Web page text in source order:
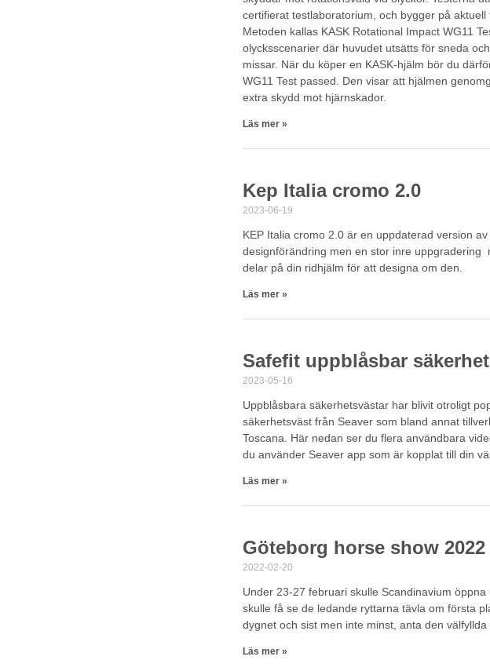
certifierat testlaboratorium, och bygger på
Metoden kallas KASK Rotational Impact WG11
olycksscenarier där huvudet utsätts för sneda
missar. När du köper en KASK-hjälm bör du
WG11 Test passed. Den visar att hjälmen
extra skydd mot hjärnskador.
Läs mer »
Kep Italia cromo 2.0
2023-06-19
KEP Italia cromo 2.0 är en uppdaterad version
designförändring men en stor inre uppgradering
delar på din ridhjälm för att designa om den.
Läs mer »
Safefit uppblåsbar
2023-05-16
Uppblåsbara säkerhetsvästar har blivit otroligt
säkerhetsväst från Seaver som bland annat
Toscana. Här nedan ser du flera användbara
du använder Seaver app som är kopplat till din
Läs mer »
Göteborg horse show 2022
2022-02-20
Under 23-27 februari skulle Scandinavium
skulle få se de ledande ryttarna tävla om första
dygnet och sist men inte minst, anta den välfyllda
Läs mer »